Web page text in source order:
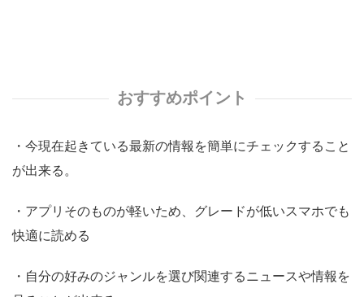
おすすめポイント
・今現在起きている最新の情報を簡単にチェックすること
が出来る。
・アプリそのものが軽いため、グレードが低いスマホでも
快適に読める
・自分の好みのジャンルを選び関連するニュースや情報を